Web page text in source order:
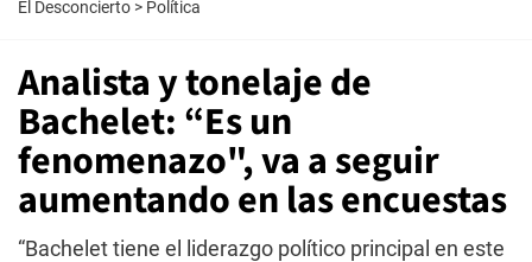
El Desconcierto > Política
Analista y tonelaje de
Bachelet: “Es un
fenomenazo", va a seguir
aumentando en las encuestas
“Bachelet tiene el liderazgo político principal en este